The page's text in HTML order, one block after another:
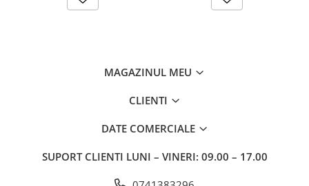
MAGAZINUL MEU
CLIENTI
DATE COMERCIALE
SUPORT CLIENTI LUNI – VINERI: 09.00 – 17.00